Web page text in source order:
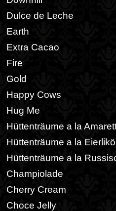
Dulce de Leche
Earth
Extra Cacao
Fire
Gold
Happy Cows
Hug Me
Hüttenträume a la
Hüttenträume a la
Hüttenträume a la
Champiolade
Cherry Cream
Choce Jelly